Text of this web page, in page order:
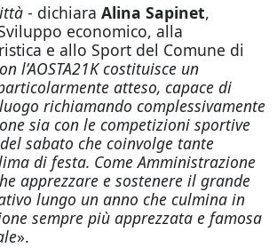
- dichiara Alina Sapinet,
economico, alla
e allo Sport del Comune di
l’AOSTA21K costituisce un
atteso, capace di
richiamando complessivamente
sia con le competizioni sportive
sabato che coinvolge tante
di festa. Come Amministrazione
apprezzare e sostenere il grande
lungo un anno che culmina in
sempre più apprezzata e famosa
».